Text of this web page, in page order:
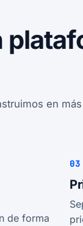
en más
de forma